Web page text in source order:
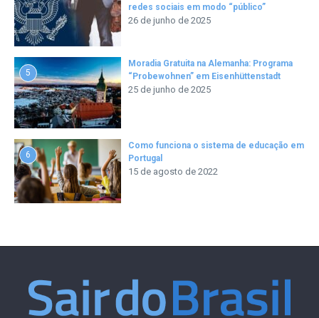
redes sociais em modo “público”
26 de junho de 2025
5
Moradia Gratuita na Alemanha: Programa
“Probewohnen” em Eisenhüttenstadt
25 de junho de 2025
6
Como funciona o sistema de educação em
Portugal
15 de agosto de 2022